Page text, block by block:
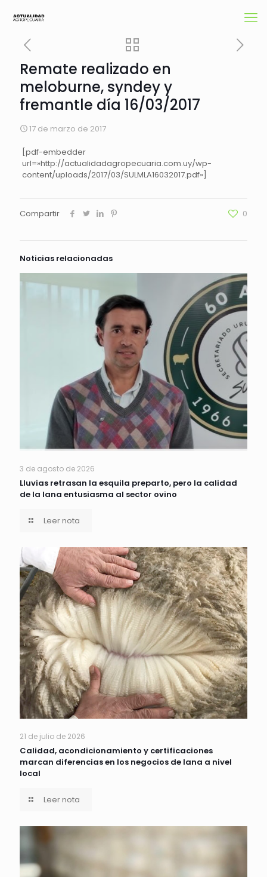
Remate realizado en
meloburne, syndey y
fremantle día 16/03/2017
17 de marzo de 2017
[pdf-embedder
url=»http://actualidadagropecuaria.com.uy/wp-
content/uploads/2017/03/SULMLA16032017.pdf»]
Compartir 0
Noticias relacionadas
3 de agosto de 2026
Lluvias retrasan la esquila preparto, pero la calidad
de la lana entusiasma al sector ovino
Leer nota
21 de julio de 2026
Calidad, acondicionamiento y certificaciones
marcan diferencias en los negocios de lana a nivel
local
Leer nota